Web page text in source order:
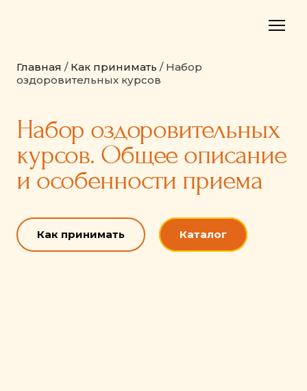
Главная / Как принимать / Набор
оздоровительных курсов
Набор оздоровительных
курсов. Общее описание
и особенности приема
Как принимать Каталог